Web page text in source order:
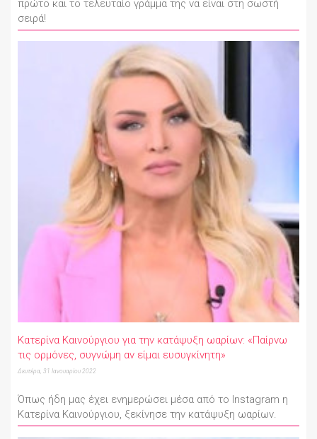
πρώτο και το τελευταίο γράμμα της να είναι στη σωστή
σειρά!
Κατερίνα Καινούργιου για την κατάψυξη ωαρίων: «Παίρνω
τις ορμόνες, συγνώμη αν είμαι ευσυγκίνητη»
Δευτέρα, 31 Ιανουαρίου 2022
Όπως ήδη μας έχει ενημερώσει μέσα από το Instagram η
Κατερίνα Καινούργιου, ξεκίνησε την κατάψυξη ωαρίων.